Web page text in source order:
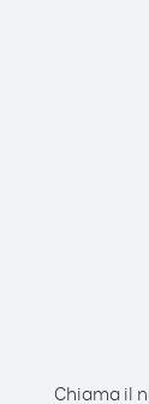
Chiama il